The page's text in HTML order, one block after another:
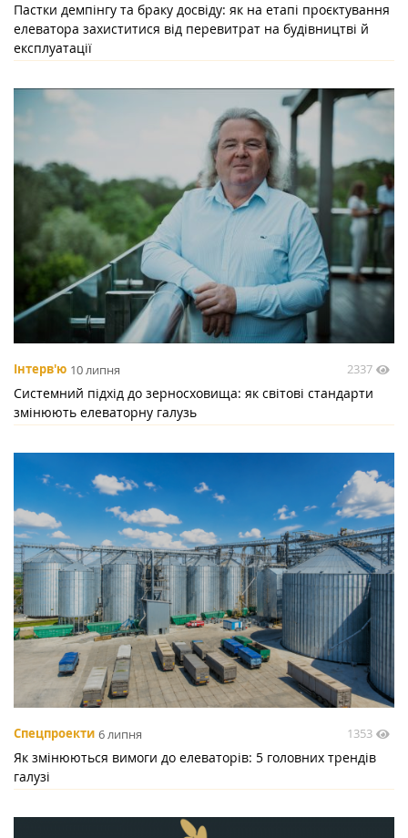
Пастки демпінгу та браку досвіду: як на етапі проєктування
елеватора захиститися від перевитрат на будівництві й
експлуатації
Інтерв'ю 10 липня 2337
Системний підхід до зерносховища: як світові стандарти
змінюють елеваторну галузь
Спецпроекти 6 липня 1353
Як змінюються вимоги до елеваторів: 5 головних трендів
галузі